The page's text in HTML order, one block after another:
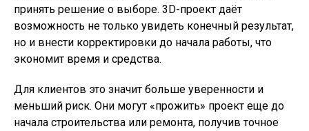
принять решение о выборе. 3D-проект даёт
возможность не только увидеть конечный результат,
но и внести корректировки до начала работы, что
экономит время и средства.
Для клиентов это значит больше уверенности и
меньший риск. Они могут «прожить» проект еще до
начала строительства или ремонта, получив точное